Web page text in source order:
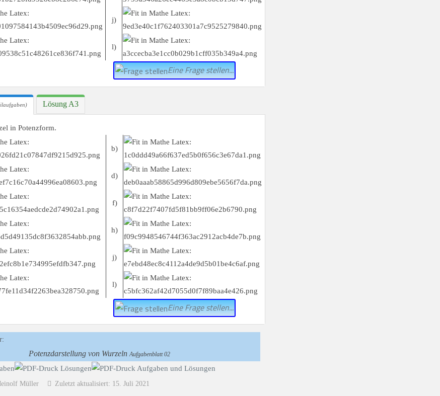
j)
l)
Eine Frage stellen...
Lösung A3
in Potenzform.
b)
d)
f)
h)
j)
l)
Eine Frage stellen...
Potenzdarstellung von Wurzeln Aufgabenblatt 02
Müller Zuletzt aktualisiert: 15. Juli 2021